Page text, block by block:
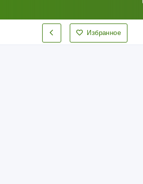
Избранное